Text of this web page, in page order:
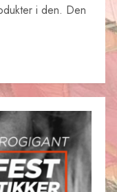
i den. Den